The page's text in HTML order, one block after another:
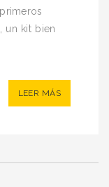
un kit bien
LEER MÁS